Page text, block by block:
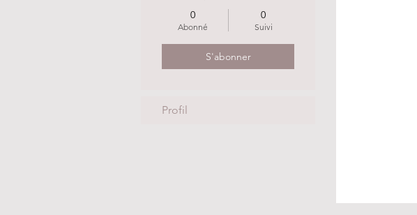
0
Abonné
0
Suivi
S'abonner
Profil